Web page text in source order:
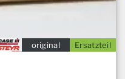
Ersatzteil
original